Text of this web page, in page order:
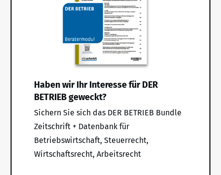
Haben wir Ihr Interesse für DER
BETRIEB geweckt?
Sichern Sie sich das DER BETRIEB Bundle
Zeitschrift + Datenbank für
Betriebswirtschaft, Steuerrecht,
Wirtschaftsrecht, Arbeitsrecht